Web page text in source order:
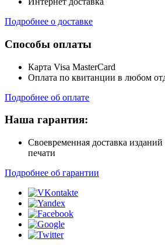
Подробнее о доставке
Способы оплаты
Карта Visa MasterCard
Оплата по квитанции в любом
Подробнее об оплате
Наша гарантия:
Своевременная доставка
печати
Подробнее об гарантии